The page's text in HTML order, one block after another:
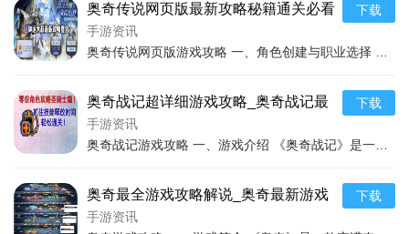
战斗是游戏的核心玩法之一。游戏中有多种战斗模式，包括
单人任务战斗、组队副本战斗、PVP竞技战斗等。战斗采用回合
奥奇传说网页版最新攻略秘籍通关必看
手游资讯
下载
奥奇战记超详细游戏攻略_奥奇战记最
新技巧轻松通关
手游资讯
下载
奥奇最全游戏攻略解说_奥奇最新游戏
技巧通关
手游资讯
下载